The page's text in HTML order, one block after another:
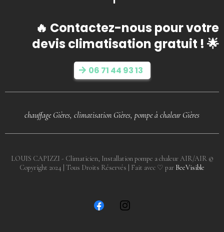
🔥 Contactez-nous pour votre
devis climatisation gratuit ! 🌟
06 71 44 93 13
chauffage Gières, climatisation Gières, pompe à chaleur Gières
LOUIS CAPIZZI - Climaticien, Installation pompe a chaleur AIR/AIR ©
Copyright 2024 | Tous Droits Réservés | Fait avec ♡ par BeeVisible